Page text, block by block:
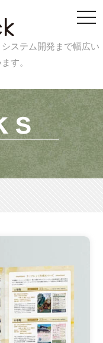
ステム開発まで幅広い
す。